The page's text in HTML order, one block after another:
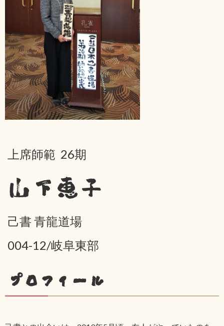
上席師範 26期
山下恵子
己書 青龍道場
004-12/岐阜東部
プロフィール